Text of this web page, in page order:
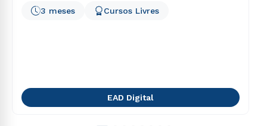
3 meses Cursos Livres
EAD Digital